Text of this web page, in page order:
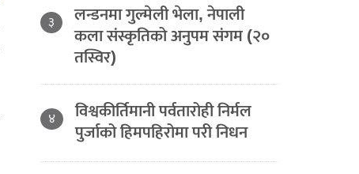
३ लन्डनमा गुल्मेली भेला, नेपाली
कला संस्कृतिको अनुपम संगम (२०
तस्विर)
४ विश्वकीर्तिमानी पर्वतारोही निर्मल
पुर्जाको हिमपहिरोमा परी निधन